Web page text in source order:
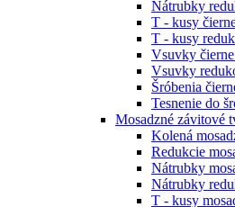
Nátrubky
T - kusy
T - kusy
Vsuvky
Vsuvky
Šróbenia
Tesnenie do
Mosadzné závitové
Kolená
Redukcie
Nátrubky
Nátrubky
T - kusy